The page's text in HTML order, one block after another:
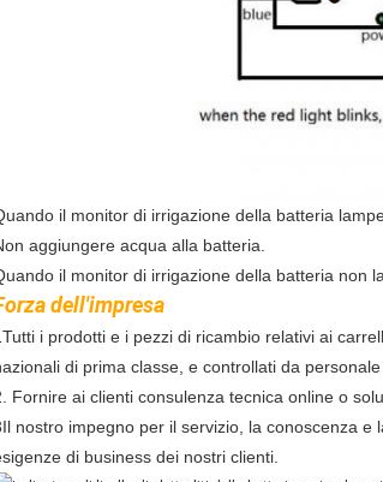
il monitor di irrigazione della batteria
aggiungere acqua alla batteria.
il monitor di irrigazione della batteria non
dell'impresa
i prodotti e i pezzi di ricambio relativi ai
di prima classe, e controllati da
Fornire ai clienti consulenza tecnica online o
nostro impegno per il servizio, la conoscenza
di business dei nostri clienti.